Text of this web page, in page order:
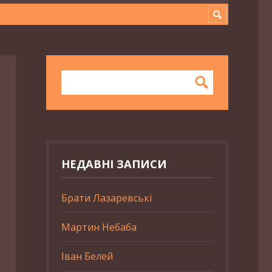
НЕДАВНІ ЗАПИСИ
Брати Лазаревські
Мартин Небаба
Іван Белей